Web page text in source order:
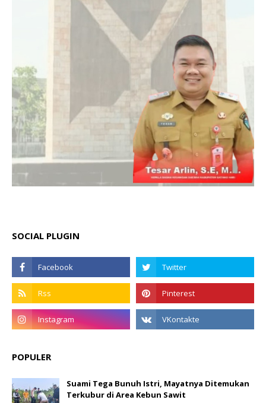
SOCIAL PLUGIN
POPULER
Suami Tega Bunuh Istri, Mayatnya Ditemukan
Terkubur di Area Kebun Sawit